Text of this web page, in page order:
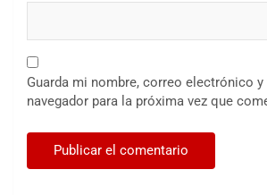
Guarda mi nombre, correo electrónico y
navegador para la próxima vez que